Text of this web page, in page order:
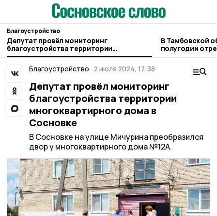
Благоустройство
Депутат провёл мониторинг
благоустройства территории
многоквартирного дома в Сосновке
В Тамбовской
полугодии
километра
Благоустройство 2 июля 2024, 17:38
Депутат провёл мониторинг
благоустройства территории
многоквартирного дома в
Сосновке
В Сосновке на улице Мичурина преобразился
двор у многоквартирного дома №12А.